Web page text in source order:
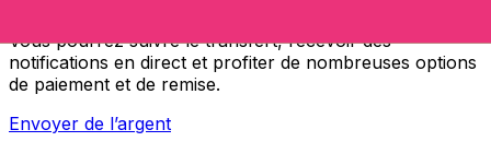
Vous pourrez suivre le transfert, recevoir des
notifications en direct et profiter de nombreuses options
de paiement et de remise.
Envoyer de l’argent